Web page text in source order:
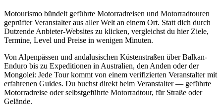
Motourismo bündelt geführte Motorradreisen und Motorradtouren
geprüfter Veranstalter aus aller Welt an einem Ort. Statt dich durch
Dutzende Anbieter-Websites zu klicken, vergleichst du hier Ziele,
Termine, Level und Preise in wenigen Minuten.
Von Alpenpässen und andalusischen Küstenstraßen über Balkan-
Enduro bis zu Expeditionen in Australien, den Anden oder der
Mongolei: Jede Tour kommt von einem verifizierten Veranstalter mit
erfahrenen Guides. Du buchst direkt beim Veranstalter — geführte
Motorradreise oder selbstgeführte Motorradtour, für Straße oder
Gelände.